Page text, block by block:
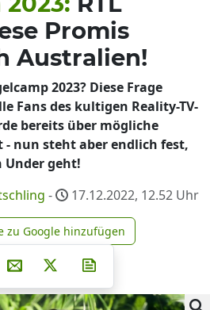
Promis
Australien!
2023? Diese Frage
Fans des kultigen Reality-TV-
bereits über mögliche
nun steht aber endlich fest,
Under geht!
- 17.12.2022, 12.52 Uhr
news.de zu Google
zu Google hinzufügen
auf Facebook
Teilen auf Whatsapp
Teilen auf Telegram
auf Pinterest
Per E-Mail teilen
Post auf X